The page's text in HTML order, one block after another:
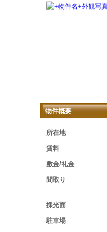
物件概要
所在地
賃料
敷金/礼金
間取り
採光面
駐車場